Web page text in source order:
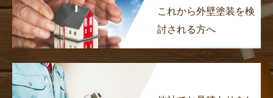
これから外壁塗装を検
討される方へ